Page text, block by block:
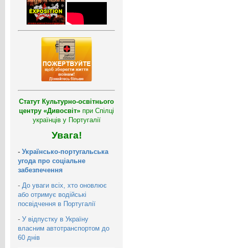
Статут Культурно-освітнього
центру «Дивосвіт» при Спілці
українців у Португалії
Увага!
- Українсько-португальська
угода про соціальне
забезпечення
- До уваги всіх, хто оновлює
або отримує водійські
посвідчення в Португалії
- У відпустку в Україну
власним автотранспортом до
60 днів